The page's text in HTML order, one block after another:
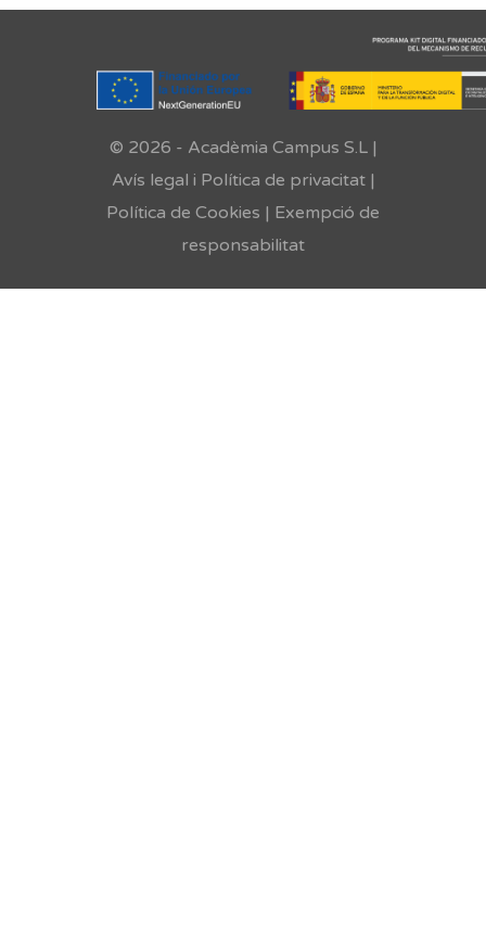
© 2026 - Acadèmia Campus S.L |
Avís legal i Política de privacitat|
Política de Cookies | Exempció de
responsabilitat